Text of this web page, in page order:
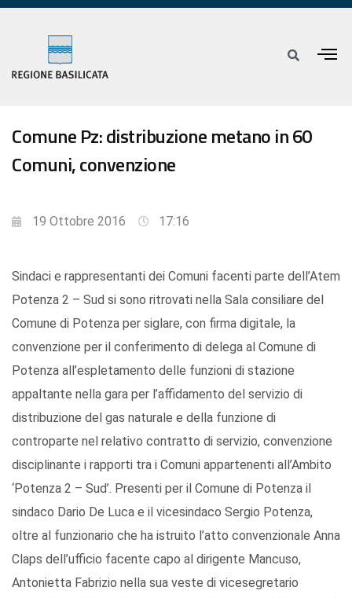
Comune Pz: distribuzione metano in 60
Comuni, convenzione
19 Ottobre 2016 17:16
Sindaci e rappresentanti dei Comuni facenti parte dell’Atem
Potenza 2 – Sud si sono ritrovati nella Sala consiliare del
Comune di Potenza per siglare, con firma digitale, la
convenzione per il conferimento di delega al Comune di
Potenza all’espletamento delle funzioni di stazione
appaltante nella gara per l’affidamento del servizio di
distribuzione del gas naturale e della funzione di
controparte nel relativo contratto di servizio, convenzione
disciplinante i rapporti tra i Comuni appartenenti all’Ambito
‘Potenza 2 – Sud’. Presenti per il Comune di Potenza il
sindaco Dario De Luca e il vicesindaco Sergio Potenza,
oltre al funzionario che ha istruito l’atto convenzionale Anna
Claps dell’ufficio facente capo al dirigente Mancuso,
Antonietta Fabrizio nella sua veste di vicesegretario